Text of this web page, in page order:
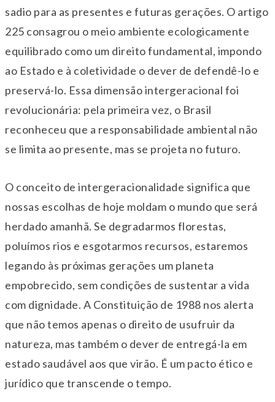
sadio para as presentes e futuras gerações. O artigo
225 consagrou o meio ambiente ecologicamente
equilibrado como um direito fundamental, impondo
ao Estado e à coletividade o dever de defendê-lo e
preservá-lo. Essa dimensão intergeracional foi
revolucionária: pela primeira vez, o Brasil
reconheceu que a responsabilidade ambiental não
se limita ao presente, mas se projeta no futuro.
O conceito de intergeracionalidade significa que
nossas escolhas de hoje moldam o mundo que será
herdado amanhã. Se degradarmos florestas,
poluímos rios e esgotarmos recursos, estaremos
legando às próximas gerações um planeta
empobrecido, sem condições de sustentar a vida
com dignidade. A Constituição de 1988 nos alerta
que não temos apenas o direito de usufruir da
natureza, mas também o dever de entregá-la em
estado saudável aos que virão. É um pacto ético e
jurídico que transcende o tempo.